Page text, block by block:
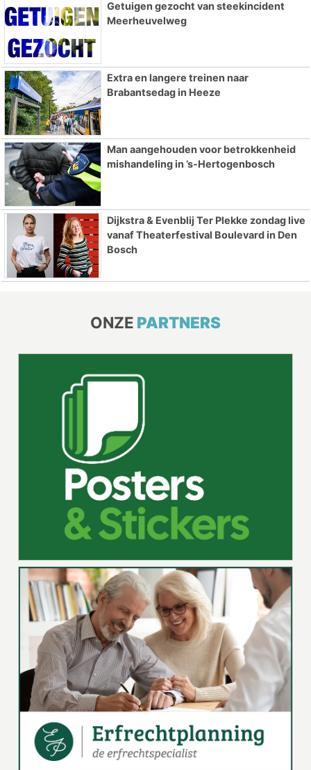
Getuigen gezocht van steekincident
Meerheuvelweg
Extra en langere treinen naar
Brabantsedag in Heeze
Man aangehouden voor betrokkenheid
mishandeling in ’s-Hertogenbosch
Dijkstra & Evenblij Ter Plekke zondag live
vanaf Theaterfestival Boulevard in Den
Bosch
ONZE PARTNERS